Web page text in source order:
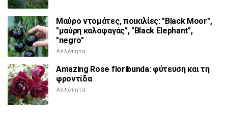
Μαύρο ντομάτες, ποικιλίες: "Black Moor",
"μαύρη καλοφαγάς", "Black Elephant",
"negro"
Απλότητα
Amazing Rose floribunda: φύτευση και τη
φροντίδα
Απλότητα